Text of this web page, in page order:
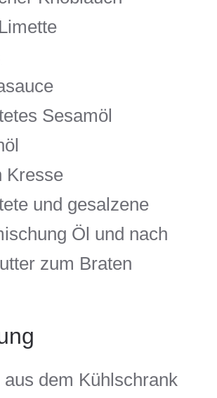
Sesamöl
Kresse
und gesalzene
Öl und nach
zum Braten
dem Kühlschrank